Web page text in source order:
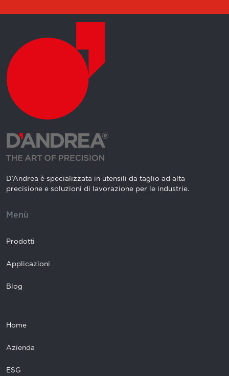
D’Andrea è specializzata in utensili da taglio ad alta
precisione e soluzioni di lavorazione per le industrie.
Menù
Prodotti
Applicazioni
Blog
Home
Azienda
ESG